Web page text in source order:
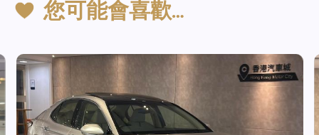
您可能會喜歡…